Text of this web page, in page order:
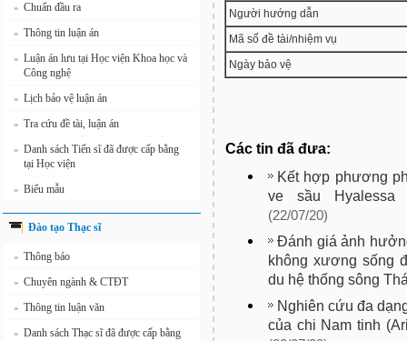
» Chuẩn đầu ra
» Thông tin luận án
» Luận án lưu tại Học viện Khoa học và
Công nghệ
» Lịch bảo vệ luận án
» Tra cứu đề tài, luận án
» Danh sách Tiến sĩ đã được cấp bằng
tại Học viện
» Biểu mẫu
Đào tạo Thạc sĩ
» Thông báo
» Chuyên ngành & CTĐT
» Thông tin luận văn
» Danh sách Thạc sĩ đã được cấp bằng
Người hướng dẫn
Mã số đề tài/nhiệm vụ
Ngày bảo vệ
Các tin đã đưa:
Kết hợp phương
ve sầu Hyalessa
(22/07/20)
Đánh giá ảnh
không xương sống
du hệ thống sông
Nghiên cứu đa
của chi Nam tinh